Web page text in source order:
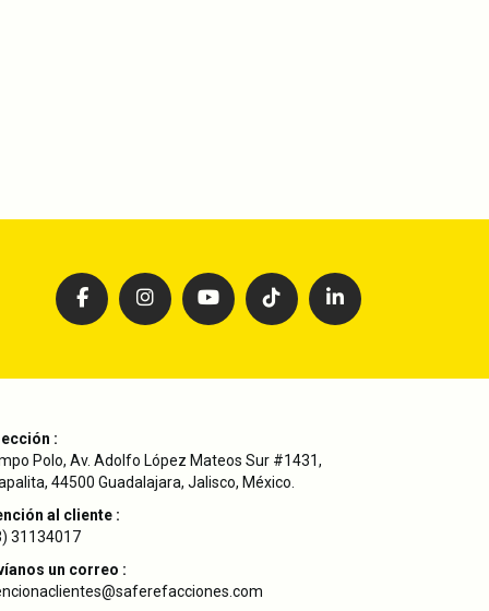
:
Polo, Av. Adolfo López Mateos Sur #1431,
44500 Guadalajara, Jalisco, México.
al cliente :
31134017
un correo :